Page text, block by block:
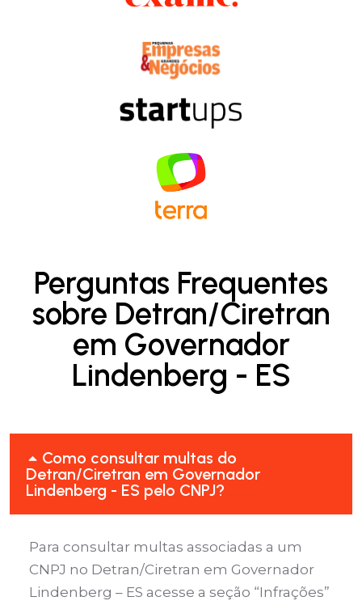
Perguntas Frequentes
sobre Detran/Ciretran
em Governador
Lindenberg - ES
Como consultar multas do
Detran/Ciretran em Governador
Lindenberg - ES pelo CNPJ?
Para consultar multas associadas a um
CNPJ no Detran/Ciretran em Governador
Lindenberg – ES acesse a seção “Infrações”